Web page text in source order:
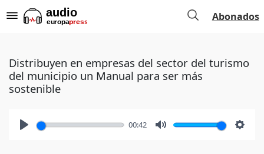
Abonados
Distribuyen en empresas del sector del turismo
del municipio un Manual para ser más
sostenible
00:42